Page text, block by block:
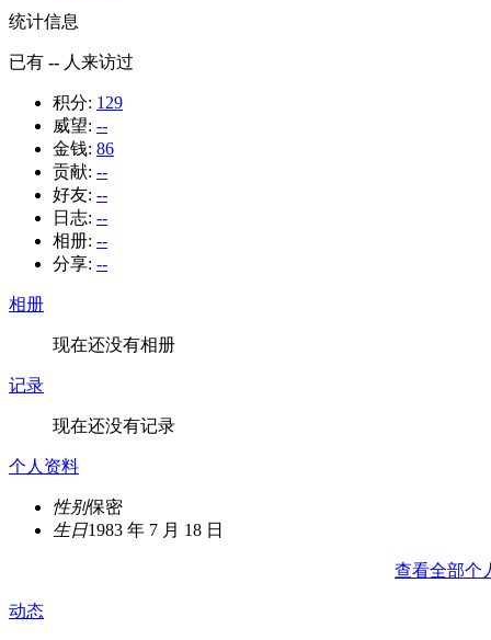
统计信息
已有 -- 人来访过
积分: 129
威望: --
金钱: 86
贡献: --
好友: --
日志: --
相册: --
分享: --
相册
现在还没有相册
记录
现在还没有记录
个人资料
性别保密
生日1983 年 7 月 18 日
查看全部个
动态